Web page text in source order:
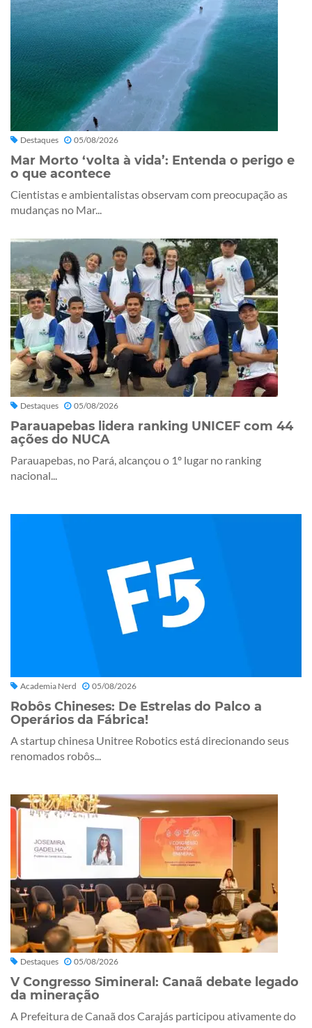
Destaques 05/08/2026
Mar Morto ‘volta à vida’: Entenda o perigo e
o que acontece
Cientistas e ambientalistas observam com preocupação as
mudanças no Mar...
Destaques 05/08/2026
Parauapebas lidera ranking UNICEF com 44
ações do NUCA
Parauapebas, no Pará, alcançou o 1º lugar no ranking
nacional...
Academia Nerd 05/08/2026
Robôs Chineses: De Estrelas do Palco a
Operários da Fábrica!
A startup chinesa Unitree Robotics está direcionando seus
renomados robôs...
Destaques 05/08/2026
V Congresso Simineral: Canaã debate legado
da mineração
A Prefeitura de Canaã dos Carajás participou ativamente do